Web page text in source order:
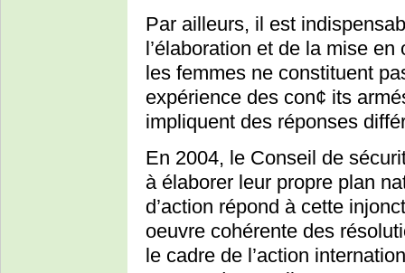
Par ailleurs, il est
l’élaboration et de la mise
les femmes ne constituent
expérience des con¢ its
impliquent des réponses
En 2004, le Conseil de
à élaborer leur propre plan
d’action répond à cette
oeuvre cohérente des
le cadre de l’action